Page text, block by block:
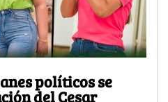
políticos se
del Cesar